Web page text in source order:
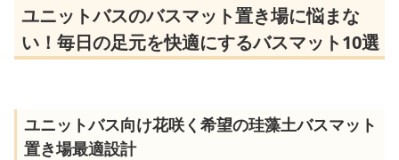
ユニットバスのバスマット置き場に悩まな
い！毎日の足元を快適にするバスマット10選
ユニットバス向け花咲く希望の珪藻土バスマット
置き場最適設計